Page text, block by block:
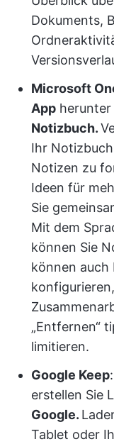
Dokuments,
Microsoft
App herunter
Notizbuch.
Ihr
Notizen zu
Ideen für
Sie
Mit dem
können Sie
können auch
„Entfernen“
limitieren.
Google Keep
erstellen Sie
Google.
Tablet oder